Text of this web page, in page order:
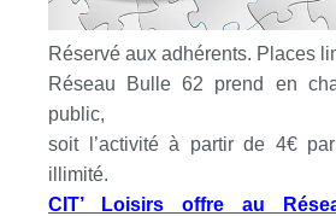
Réservé aux adhérents. Places
Réseau Bulle 62 prend en
public,
soit l’activité à partir de 4€
illimité.
CIT’ Loisirs offre au